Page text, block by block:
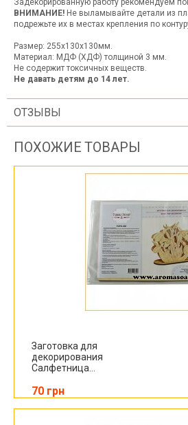
Задекорированную работу рекомендуем
ВНИМАНИЕ! Не выламывайте детали из
подрежьте их в местах крепления по
Размер: 255х130х130мм.
Материал: МДФ (ХДФ) толщиной 3 мм.
Не содержит токсичных веществ.
Не давать детям до 14 лет.
ОТЗЫВЫ
ПОХОЖИЕ ТОВАРЫ
Заготовка для
декорирования
Салфетница...
70 грн